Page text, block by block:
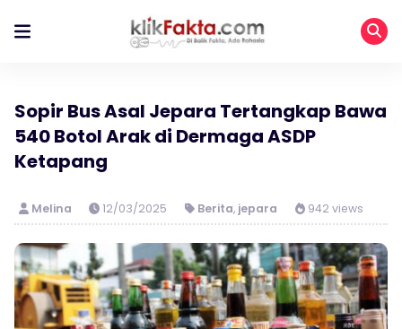
Sopir Bus Asal Jepara Tertangkap Bawa
540 Botol Arak di Dermaga ASDP
Ketapang
Melina 12/03/2025 Berita, jepara 942 views